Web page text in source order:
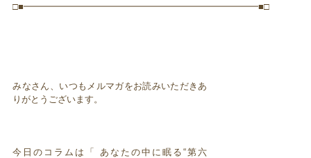
□■━━━━━━━━━━━━━━━━━━━━━━━━━━■□
みなさん、いつもメルマガをお読みいただきあ
りがとうございます。
今日のコラムは「 あなたの中に眠る“第六